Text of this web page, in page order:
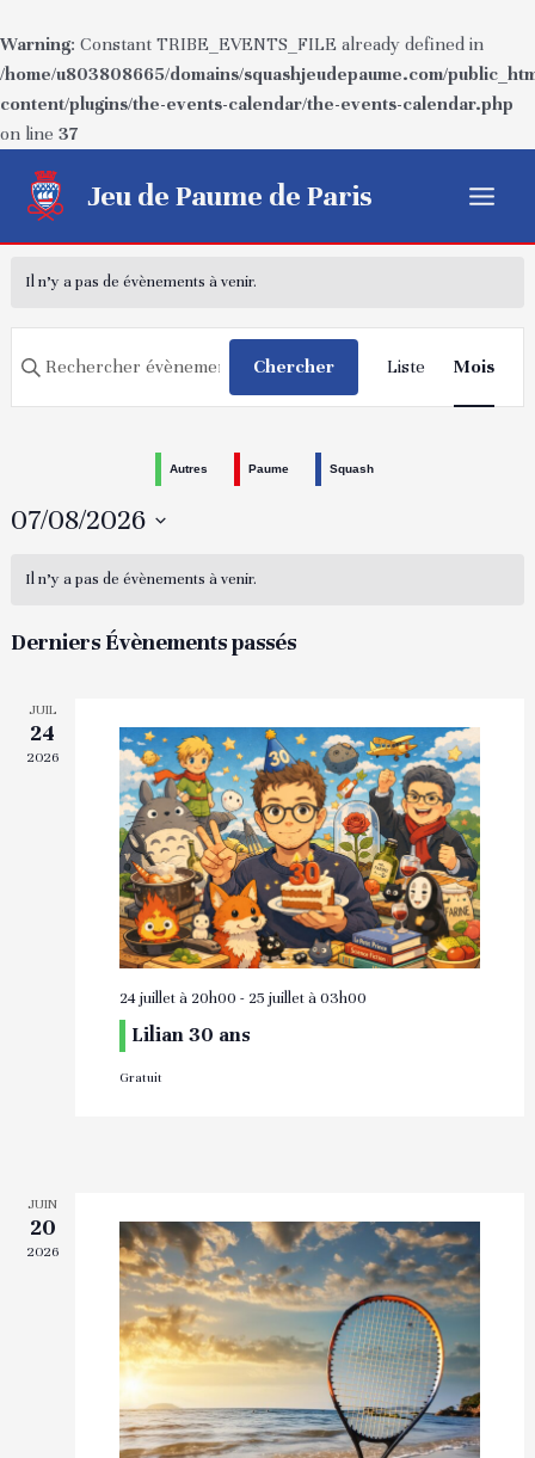
Warning: Constant TRIBE_EVENTS_FILE already defined in
/home/u803808665/domains/squashjeudepaume.com/
content/plugins/the-events-calendar/the-events-calendar.php
on line 37
contenu
Jeu de Paume de Paris
Il n’y a pas de évènements à venir.
et
Évènements
Saisir
mot-
Chercher
de
vues
Liste Mois
Autres Paume Squash
07/08/2026
uneIl n’y a pas de évènements à venir.
Derniers Évènements passés
JUIL
24
2026
24 juillet à 20h00 - 25 juillet à 03h00
Lilian 30 ans
Gratuit
JUIN
20
2026